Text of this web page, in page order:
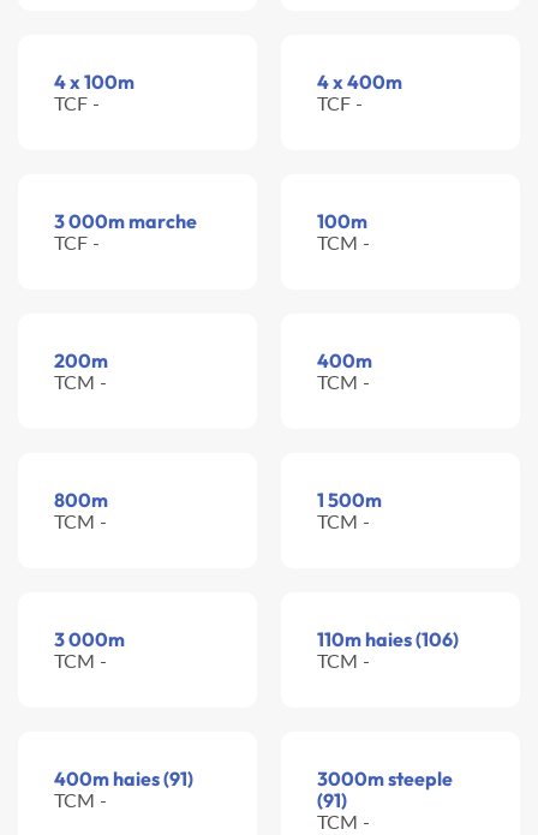
4 x 100m
TCF -
4 x 400m
TCF -
3 000m marche
TCF -
100m
TCM -
200m
TCM -
400m
TCM -
800m
TCM -
1 500m
TCM -
3 000m
TCM -
110m haies (106)
TCM -
400m haies (91)
TCM -
3000m steeple
(91)
TCM -